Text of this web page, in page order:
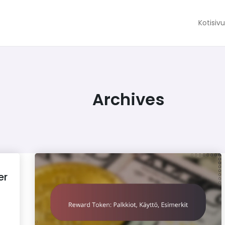
Kotisivu
Archives